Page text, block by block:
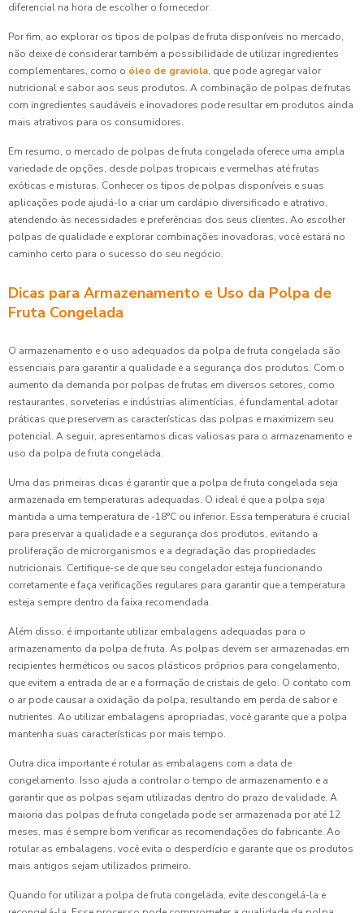
diferencial na hora de escolher o fornecedor.
Por fim, ao explorar os tipos de polpas de fruta disponíveis no mercado,
não deixe de considerar também a possibilidade de utilizar ingredientes
complementares, como o óleo de graviola, que pode agregar valor
nutricional e sabor aos seus produtos. A combinação de polpas de frutas
com ingredientes saudáveis e inovadores pode resultar em produtos ainda
mais atrativos para os consumidores.
Em resumo, o mercado de polpas de fruta congelada oferece uma ampla
variedade de opções, desde polpas tropicais e vermelhas até frutas
exóticas e misturas. Conhecer os tipos de polpas disponíveis e suas
aplicações pode ajudá-lo a criar um cardápio diversificado e atrativo,
atendendo às necessidades e preferências dos seus clientes. Ao escolher
polpas de qualidade e explorar combinações inovadoras, você estará no
caminho certo para o sucesso do seu negócio.
Dicas para Armazenamento e Uso da Polpa de
Fruta Congelada
O armazenamento e o uso adequados da polpa de fruta congelada são
essenciais para garantir a qualidade e a segurança dos produtos. Com o
aumento da demanda por polpas de frutas em diversos setores, como
restaurantes, sorveterias e indústrias alimentícias, é fundamental adotar
práticas que preservem as características das polpas e maximizem seu
potencial. A seguir, apresentamos dicas valiosas para o armazenamento e
uso da polpa de fruta congelada.
Uma das primeiras dicas é garantir que a polpa de fruta congelada seja
armazenada em temperaturas adequadas. O ideal é que a polpa seja
mantida a uma temperatura de -18°C ou inferior. Essa temperatura é crucial
para preservar a qualidade e a segurança dos produtos, evitando a
proliferação de microrganismos e a degradação das propriedades
nutricionais. Certifique-se de que seu congelador esteja funcionando
corretamente e faça verificações regulares para garantir que a temperatura
esteja sempre dentro da faixa recomendada.
Além disso, é importante utilizar embalagens adequadas para o
armazenamento da polpa de fruta. As polpas devem ser armazenadas em
recipientes herméticos ou sacos plásticos próprios para congelamento,
que evitem a entrada de ar e a formação de cristais de gelo. O contato com
o ar pode causar a oxidação da polpa, resultando em perda de sabor e
nutrientes. Ao utilizar embalagens apropriadas, você garante que a polpa
mantenha suas características por mais tempo.
Outra dica importante é rotular as embalagens com a data de
congelamento. Isso ajuda a controlar o tempo de armazenamento e a
garantir que as polpas sejam utilizadas dentro do prazo de validade. A
maioria das polpas de fruta congelada pode ser armazenada por até 12
meses, mas é sempre bom verificar as recomendações do fabricante. Ao
rotular as embalagens, você evita o desperdício e garante que os produtos
mais antigos sejam utilizados primeiro.
Quando for utilizar a polpa de fruta congelada, evite descongelá-la e